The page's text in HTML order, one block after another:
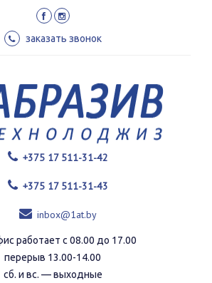
заказать звонок
+375 17 511-31-42
+375 17 511-31-43
inbox@1at.by
работает с 08.00 до 17.00
перерыв 13.00-14.00
сб. и вс. — выходные